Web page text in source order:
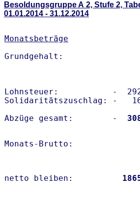
Besoldungsgruppe A 2, Stufe 2,
01.01.2014 - 31.12.2014
Monatsbeträge
Lohnsteuer:           -
Solidaritätszuschlag: -
Abzüge gesamt:        -
Monats-
netto bleiben: